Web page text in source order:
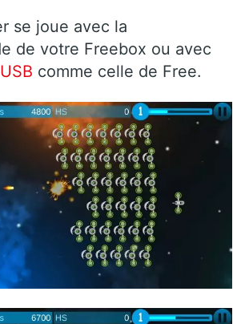
se joue avec la
de votre Freebox ou avec
USB comme celle de Free.